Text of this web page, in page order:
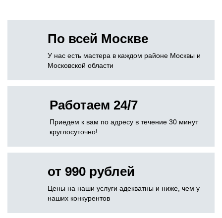
По всей Москве
У нас есть мастера в каждом районе Москвы и
Московской области
Работаем 24/7
Приедем к вам по адресу в течение 30 минут
круглосуточно!
от 990 рублей
Цены на наши услуги адекватны и ниже, чем у
наших конкурентов